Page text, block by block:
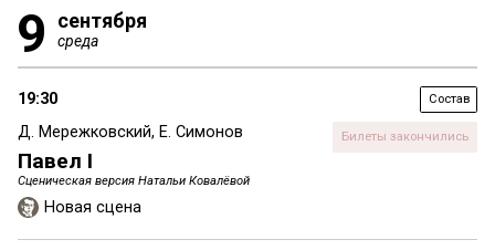
9 сентября
среда
19:30 Состав
Д. Мережковский, Е. Симонов
Павел I
Сценическая версия Натальи Ковалёвой
Новая сцена
Билеты закончились